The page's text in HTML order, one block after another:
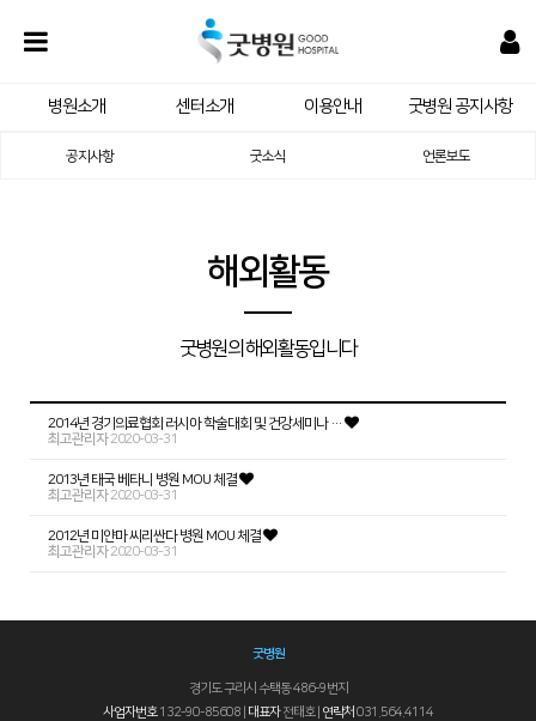
병원소개 센터소개 이용안내 굿병원 공지사항
공지사항 굿소식 언론보도
해외활동
굿병원의 해외활동입니다
2014년 경기의료협회 러시아 학술대회 및 건강세미나 …
최고관리자2020-03-31
2013년 태국 베타니 병원 MOU 체결
최고관리자2020-03-31
2012년 미얀마 씨리싼다 병원 MOU 체결
최고관리자2020-03-31
굿병원
경기도 구리시 수택동 486-9번지
사업자번호132-90-85608 | 대표자전태호 | 연락처 031.564.4114